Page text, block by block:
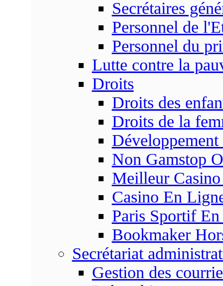
Secrétaires
Personnel de
Personnel du
Lutte contre la
Droits
Droits des
Droits de la
Non Gamstop
Meilleur
Casino En
Paris Sportif
Bookmaker
Secrétariat
Gestion des